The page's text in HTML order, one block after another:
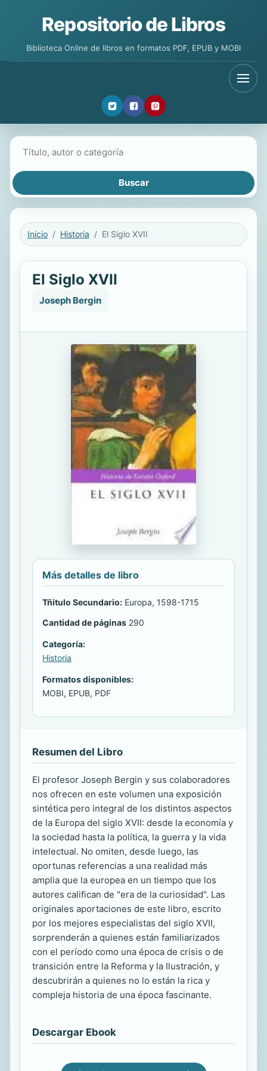
Repositorio de Libros
Biblioteca Online de libros en formatos PDF, EPUB y MOBI
Inicio Historia El Siglo XVII
El Siglo XVII
Joseph Bergin
Más detalles de libro
Tñitulo Secundario: Europa, 1598-1715
Cantidad de páginas 290
Categoría:
Historia
Formatos disponibles:
MOBI, EPUB, PDF
Resumen del Libro
El profesor Joseph Bergin y sus colaboradores
nos ofrecen en este volumen una exposición
sintética pero integral de los distintos aspectos
de la Europa del siglo XVII: desde la economía y
la sociedad hasta la política, la guerra y la vida
intelectual. No omiten, desde luego, las
oportunas referencias a una realidad más
amplia que la europea en un tiempo que los
autores califican de "era de la curiosidad". Las
originales aportaciones de este libro, escrito
por los mejores especialistas del siglo XVII,
sorprenderán a quienes están familiarizados
con el período como una época de crisis o de
transición entre la Reforma y la Ilustración, y
descubrirán a quienes no lo están la rica y
compleja historia de una época fascinante.
Descargar Ebook